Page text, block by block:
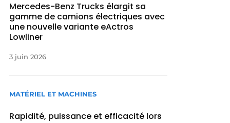
Mercedes-Benz Trucks élargit sa
gamme de camions électriques avec
une nouvelle variante eActros
Lowliner
3 juin 2026
MATÉRIEL ET MACHINES
Rapidité, puissance et efficacité lors